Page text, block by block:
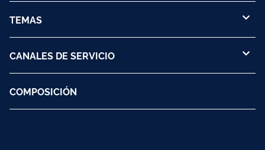
TEMAS
CANALES DE SERVICIO
COMPOSICIÓN